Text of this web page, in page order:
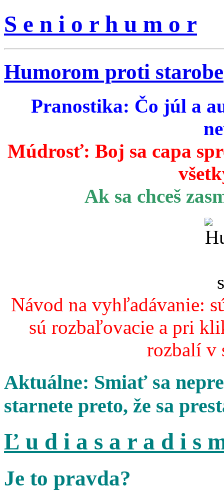
S e n i o r h u m o r
Humorom proti starobe
Pranostika: Čo júl a
Múdrosť: Boj sa capa
Ak sa chceš
Návod na vyhľadávanie:
sú rozbaľovacie a pri
rozbalí v
Aktuálne: Smiať sa
starnete preto, že sa
Ľ u d i a s a r a d i s
Je to pravda?